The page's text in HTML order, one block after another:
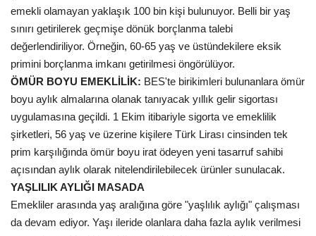
emekli olamayan yaklaşık 100 bin kişi bulunuyor. Belli bir yaş
sınırı getirilerek geçmişe dönük borçlanma talebi
değerlendiriliyor. Örneğin, 60-65 yaş ve üstündekilere eksik
primini borçlanma imkanı getirilmesi öngörülüyor.
ÖMÜR BOYU EMEKLİLİK: BES'te birikimleri bulunanlara ömür
boyu aylık almalarına olanak tanıyacak yıllık gelir sigortası
uygulamasına geçildi. 1 Ekim itibariyle sigorta ve emeklilik
şirketleri, 56 yaş ve üzerine kişilere Türk Lirası cinsinden tek
prim karşılığında ömür boyu irat ödeyen yeni tasarruf sahibi
açısından aylık olarak nitelendirilebilecek ürünler sunulacak.
YAŞLILIK AYLIĞI MASADA
Emekliler arasında yaş aralığına göre "yaşlılık aylığı" çalışması
da devam ediyor. Yaşı ileride olanlara daha fazla aylık verilmesi